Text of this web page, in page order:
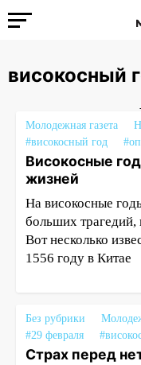
високосный
Молодежная газета
#високосный год
Високосные
жизней
На високосные
больших
Вот несколько
1556 году в Китае
Без рубрики
#29 февраля
Страх перед